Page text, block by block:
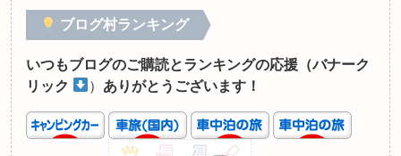
ブログ村ランキング
いつもブログのご購読とランキングの応援（バナーク
リック
） ありがとうございます！